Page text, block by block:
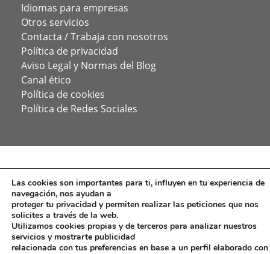
Idiomas para empresas
Otros servicios
Contacta / Trabaja con nosotros
Política de privacidad
Aviso Legal y Normas del Blog
Canal ético
Política de cookies
Política de Redes Sociales
Las cookies son importantes para ti, influyen en tu experiencia de
navegación, nos ayudan a
proteger tu privacidad y permiten realizar las peticiones que nos
solicites a través de la web.
Utilizamos cookies propias y de terceros para analizar nuestros
servicios y mostrarte publicidad
relacionada con tus preferencias en base a un perfil elaborado con